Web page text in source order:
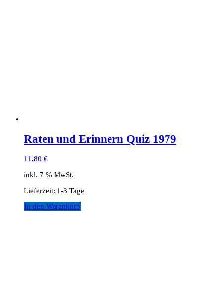
Raten und Erinnern Quiz 1979
11,80 €
inkl. 7 % MwSt.
Lieferzeit: 1-3 Tage
In den Warenkorb